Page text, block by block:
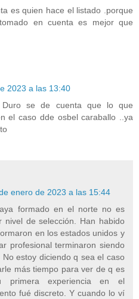
es quien hace el listado .porque
en cuenta es mejor que
2023 a las 13:40
se de cuenta que lo que
el caso dde osbel caraballo ..ya
enero de 2023 a las 15:44
formado en el norte no es
nivel de selección. Han habido
en los estados unidos y
profesional terminaron siendo
estoy diciendo q sea el caso
más tiempo para ver de q es
primera experiencia en el
fué discreto. Y cuando lo ví